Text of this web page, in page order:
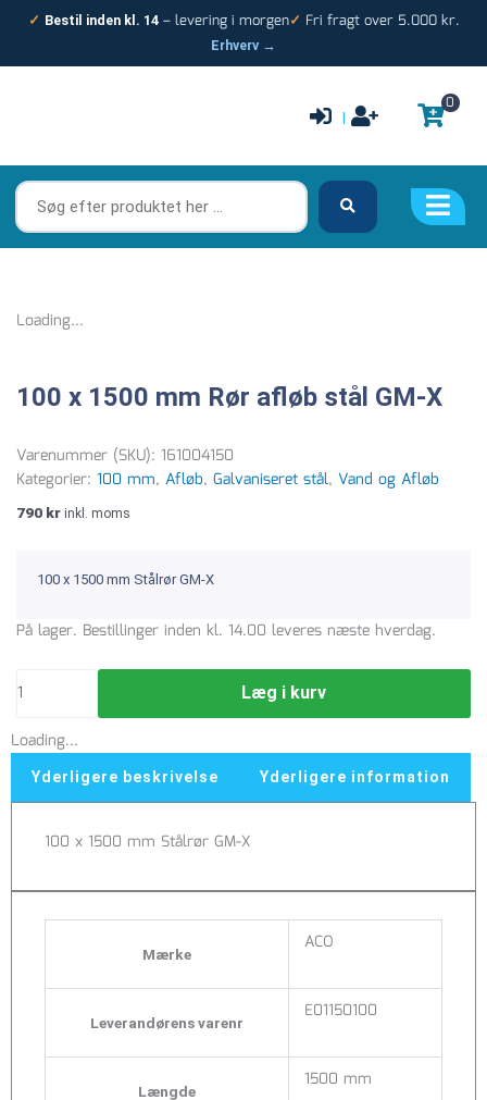
✓ Bestil inden kl. 14– levering i morgen✓ Fri fragt over 5.000 kr.
Erhverv →
|
0
Søg
efter
produktet
Loading...
100 x 1500 mm Rør afløb stål GM-X
Varenummer (SKU): 161004150
Kategorier: 100 mm, Afløb, Galvaniseret stål, Vand og Afløb
790 kr inkl. moms
100 x 1500 mm Stålrør GM-X
På lager. Bestillinger inden kl. 14.00 leveres næste hverdag.
100
mm
afløb
stål
GM-
antal
Læg i kurv
Loading...
Yderligere beskrivelse Yderligere information
100 x 1500 mm Stålrør GM-X
Mærke ACO
Leverandørens varenr E01150100
Længde 1500 mm